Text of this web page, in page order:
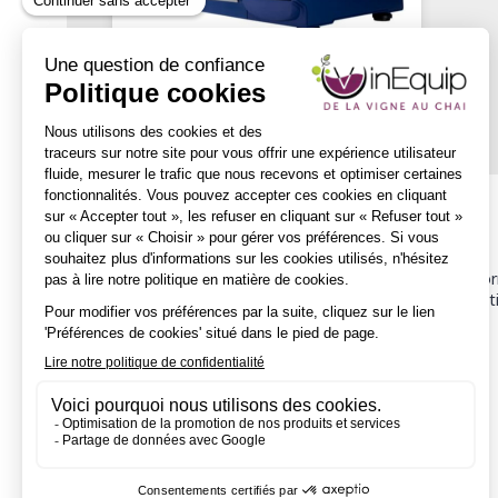
Description
L’analyseur de vin WineScan™ 3 vous offre un monde
3, le flux de données d’analyse pertinentes devient une